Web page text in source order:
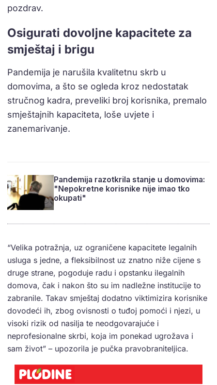
pozdrav.
Osigurati dovoljne kapacitete za
smještaj i brigu
Pandemija je narušila kvalitetnu skrb u
domovima, a što se ogleda kroz nedostatak
stručnog kadra, preveliki broj korisnika, premalo
smještajnih kapaciteta, loše uvjete i
zanemarivanje.
Pandemija razotkrila stanje u domovima:
"Nepokretne korisnike nije imao tko
okupati"
“Velika potražnja, uz ograničene kapacitete legalnih
usluga s jedne, a fleksibilnost uz znatno niže cijene s
druge strane, pogoduje radu i opstanku ilegalnih
domova, čak i nakon što su im nadležne institucije to
zabranile. Takav smještaj dodatno viktimizira korisnike
dovodeći ih, zbog ovisnosti o tuđoj pomoći i njezi, u
visoki rizik od nasilja te neodgovarajuće i
neprofesionalne skrbi, koja im ponekad ugrožava i
sam život” – upozorila je pučka pravobraniteljica.